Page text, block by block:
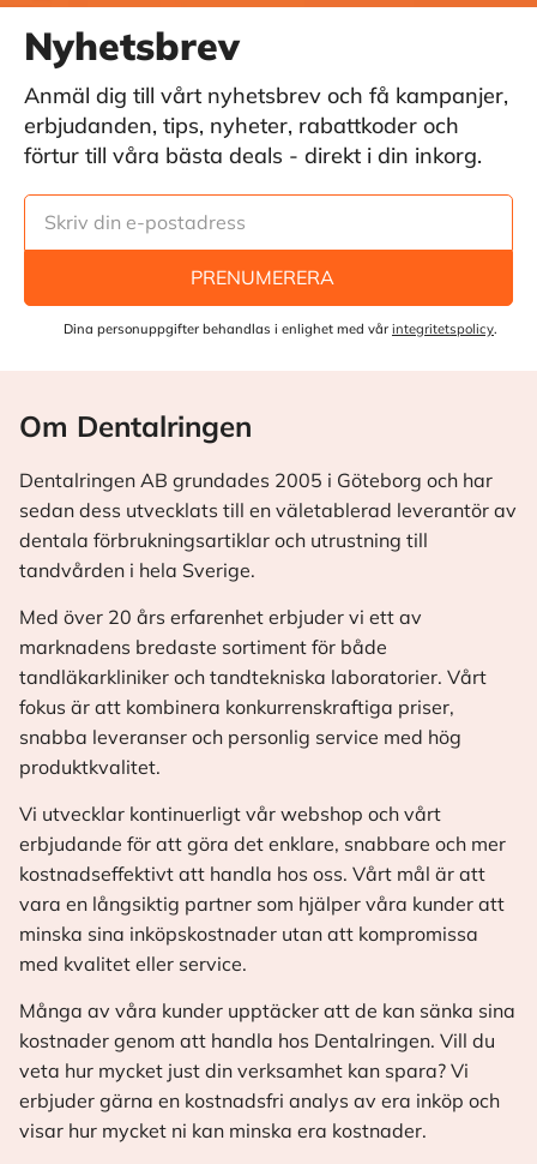
Nyhetsbrev
Anmäl dig till vårt nyhetsbrev och få kampanjer,
erbjudanden, tips, nyheter, rabattkoder och
förtur till våra bästa deals - direkt i din inkorg.
PRENUMERERA
Dina personuppgifter behandlas i enlighet med vår integritetspolicy.
Om Dentalringen
Dentalringen AB grundades 2005 i Göteborg och har
sedan dess utvecklats till en väletablerad leverantör av
dentala förbrukningsartiklar och utrustning till
tandvården i hela Sverige.
Med över 20 års erfarenhet erbjuder vi ett av
marknadens bredaste sortiment för både
tandläkarkliniker och tandtekniska laboratorier. Vårt
fokus är att kombinera konkurrenskraftiga priser,
snabba leveranser och personlig service med hög
produktkvalitet.
Vi utvecklar kontinuerligt vår webshop och vårt
erbjudande för att göra det enklare, snabbare och mer
kostnadseffektivt att handla hos oss. Vårt mål är att
vara en långsiktig partner som hjälper våra kunder att
minska sina inköpskostnader utan att kompromissa
med kvalitet eller service.
Många av våra kunder upptäcker att de kan sänka sina
kostnader genom att handla hos Dentalringen. Vill du
veta hur mycket just din verksamhet kan spara? Vi
erbjuder gärna en kostnadsfri analys av era inköp och
visar hur mycket ni kan minska era kostnader.